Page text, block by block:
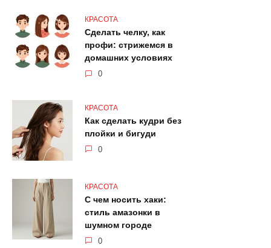
КРАСОТА
Сделать челку, как
профи: стрижемся в
домашних условиях
0
КРАСОТА
Как сделать кудри без
плойки и бигуди
0
КРАСОТА
С чем носить хаки:
стиль амазонки в
шумном городе
0